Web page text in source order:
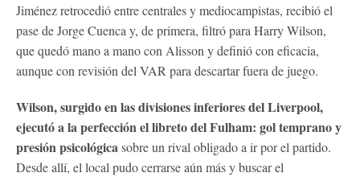
Jiménez retrocedió entre centrales y mediocampistas, recibió el
pase de Jorge Cuenca y, de primera, filtró para Harry Wilson,
que quedó mano a mano con Alisson y definió con eficacia,
aunque con revisión del VAR para descartar fuera de juego.
Wilson, surgido en las divisiones inferiores del Liverpool,
ejecutó a la perfección el libreto del Fulham: gol temprano y
presión psicológicasobre un rival obligado a ir por el partido.
Desde allí, el local pudo cerrarse aún más y buscar el